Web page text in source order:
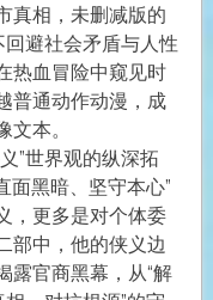
真相，未删减版的
回避社会矛盾与人性
热血冒险中窥见时
普通动作动漫，成
本。
”世界观的纵深拓
面黑暗、坚守本心”
，更多是对个体委
部中，他的侠义边
露官商黑幕，从“解